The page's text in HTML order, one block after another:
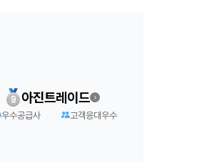
아진트레이드
우수공급사 고객응대우수